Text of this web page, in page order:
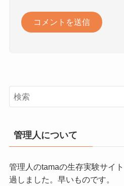
管理人について
管理人のtamaの生存実験サイ
過しました。早いものです。